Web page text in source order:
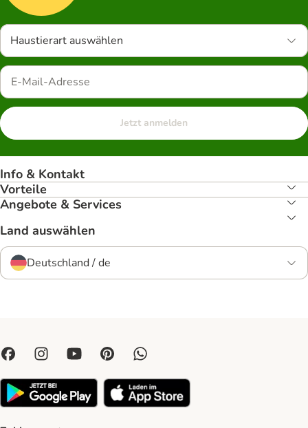
Haustierart auswählen
Jetzt anmelden
Info & Kontakt
Vorteile
Angebote & Services
Land auswählen
Deutschland / de